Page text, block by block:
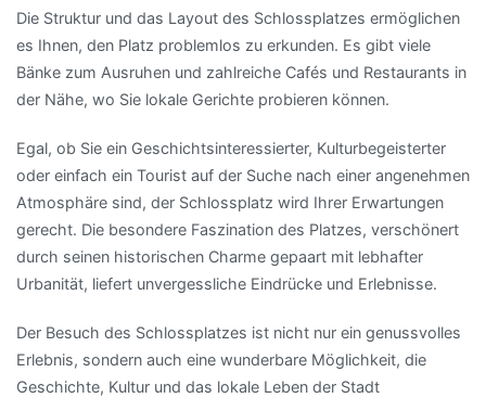
Die Struktur und das Layout des Schlossplatzes ermöglichen
es Ihnen, den Platz problemlos zu erkunden. Es gibt viele
Bänke zum Ausruhen und zahlreiche Cafés und Restaurants in
der Nähe, wo Sie lokale Gerichte probieren können.
Egal, ob Sie ein Geschichtsinteressierter, Kulturbegeisterter
oder einfach ein Tourist auf der Suche nach einer angenehmen
Atmosphäre sind, der Schlossplatz wird Ihrer Erwartungen
gerecht. Die besondere Faszination des Platzes, verschönert
durch seinen historischen Charme gepaart mit lebhafter
Urbanität, liefert unvergessliche Eindrücke und Erlebnisse.
Der Besuch des Schlossplatzes ist nicht nur ein genussvolles
Erlebnis, sondern auch eine wunderbare Möglichkeit, die
Geschichte, Kultur und das lokale Leben der Stadt